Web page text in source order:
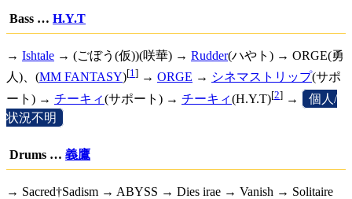
Bass … H.Y.T
→ Ishtale → (ごぼう(仮))(咲華) → Rudder(ハやト) → ORGE(勇
人)、(MM FANTASY)[1] → ORGE → シネマストリップ(サポ
ート) → チーキィ(サポート) → チーキィ(H.Y.T)[2] →
個人/
状況不明
Drums … 義鷹
→ Sacred†Sadism → ABYSS → Dies irae → Vanish → Solitaire